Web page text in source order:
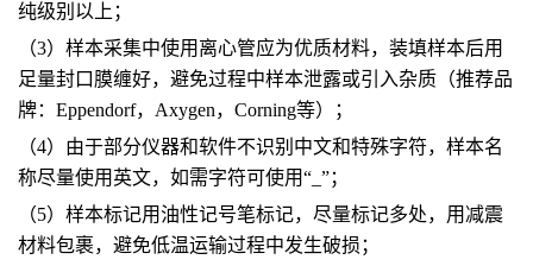
纯级别以上；
（3）样本采集中使用离心管应为优质材料，装填样本后用
足量封口膜缠好，避免过程中样本泄露或引入杂质（推荐品
牌：Eppendorf，Axygen，Corning等）；
（4）由于部分仪器和软件不识别中文和特殊字符，样本名
称尽量使用英文，如需字符可使用“_”；
（5）样本标记用油性记号笔标记，尽量标记多处，用减震
材料包裹，避免低温运输过程中发生破损；